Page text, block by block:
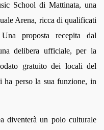
School di Mattinata, una
Arena, ricca di qualificati
proposta recepita dal
delibera ufficiale, per la
gratuito dei locali del
ha perso la sua funzione, in
diventerà un polo culturale